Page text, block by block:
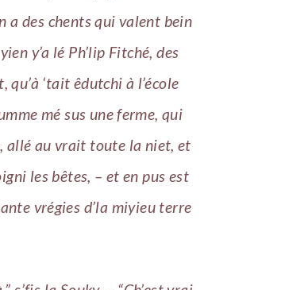
a des chents qui valent bein
y’a lé Ph’lip Fitché, des
qu’à ‘tait êdutchi à l’école
mé sus une ferme, qui
allé au vrait toute la niet, et
les bêtes, – et en pus est
vrégies d’la miyieu terre